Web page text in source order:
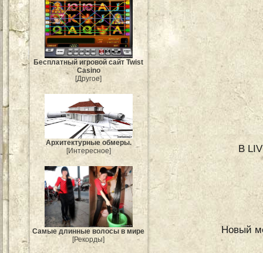
Бесплатный игровой сайт Twist
Casino
[Другое]
Архитектурные обмеры.
[Интересное]
Самые длинные волосы в мире
[Рекорды]
В
Новый